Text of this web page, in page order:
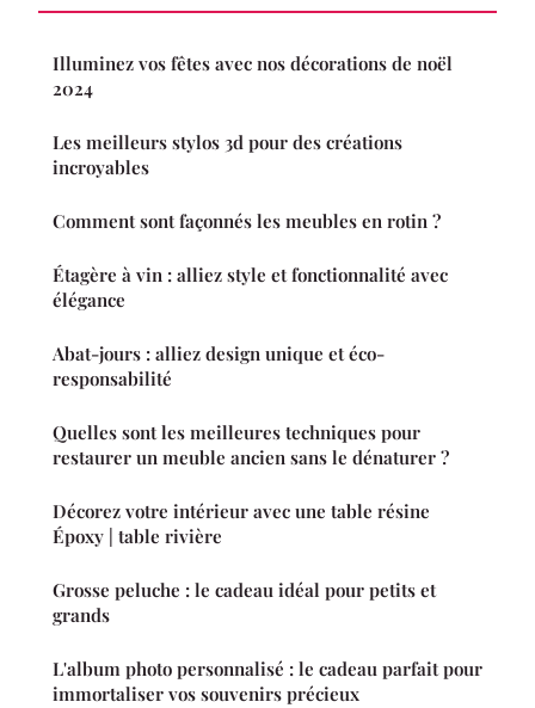
Illuminez vos fêtes avec nos décorations de noël
2024
Les meilleurs stylos 3d pour des créations
incroyables
Comment sont façonnés les meubles en rotin ?
Étagère à vin : alliez style et fonctionnalité avec
élégance
Abat-jours : alliez design unique et éco-
responsabilité
Quelles sont les meilleures techniques pour
restaurer un meuble ancien sans le dénaturer ?
Décorez votre intérieur avec une table résine
Époxy | table rivière
Grosse peluche : le cadeau idéal pour petits et
grands
L'album photo personnalisé : le cadeau parfait pour
immortaliser vos souvenirs précieux